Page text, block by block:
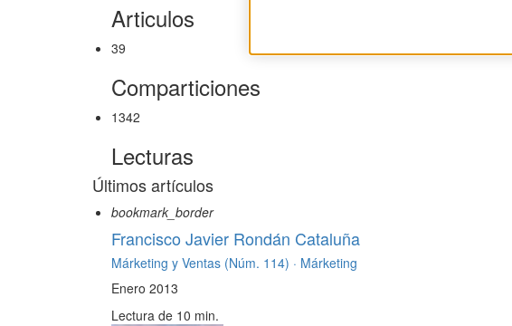
Articulos
39
Comparticiones
1342
Lecturas
Últimos artículos
bookmark_border
Francisco Javier Rondán Cataluña
Márketing y Ventas (Núm. 114) · Márketing
Enero 2013
Lectura de 10 min.